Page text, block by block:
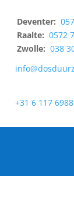
Deventer:
Raalte: 0572
Zwolle: 038
+31 6 117